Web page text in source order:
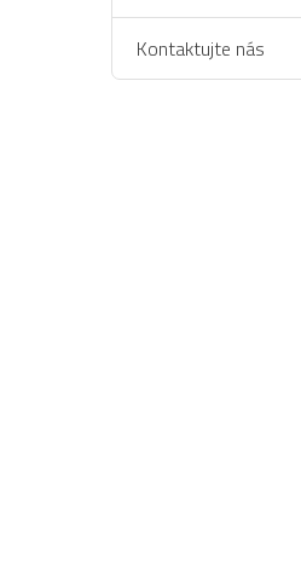
Kontaktujte nás